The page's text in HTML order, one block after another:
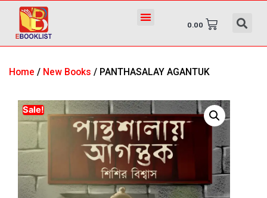
0.00
Home / New Books / PANTHASALAY AGANTUK
Sale!